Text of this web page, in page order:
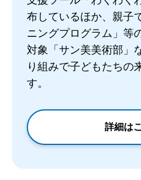
布しているほか、親子
ニングプログラム」等
対象「サン美美術部」
り組みで子どもたちの
す。
詳細は